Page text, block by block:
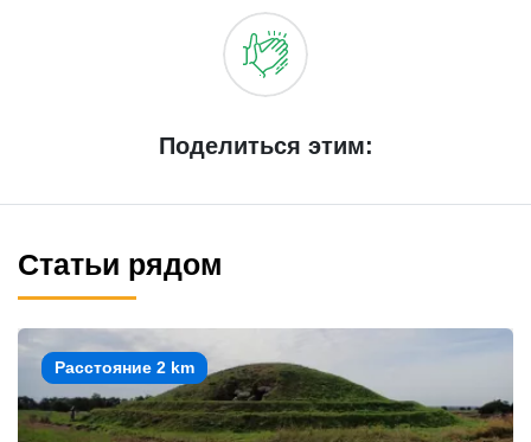
Поделиться этим:
Статьи рядом
Расстояние 2 km